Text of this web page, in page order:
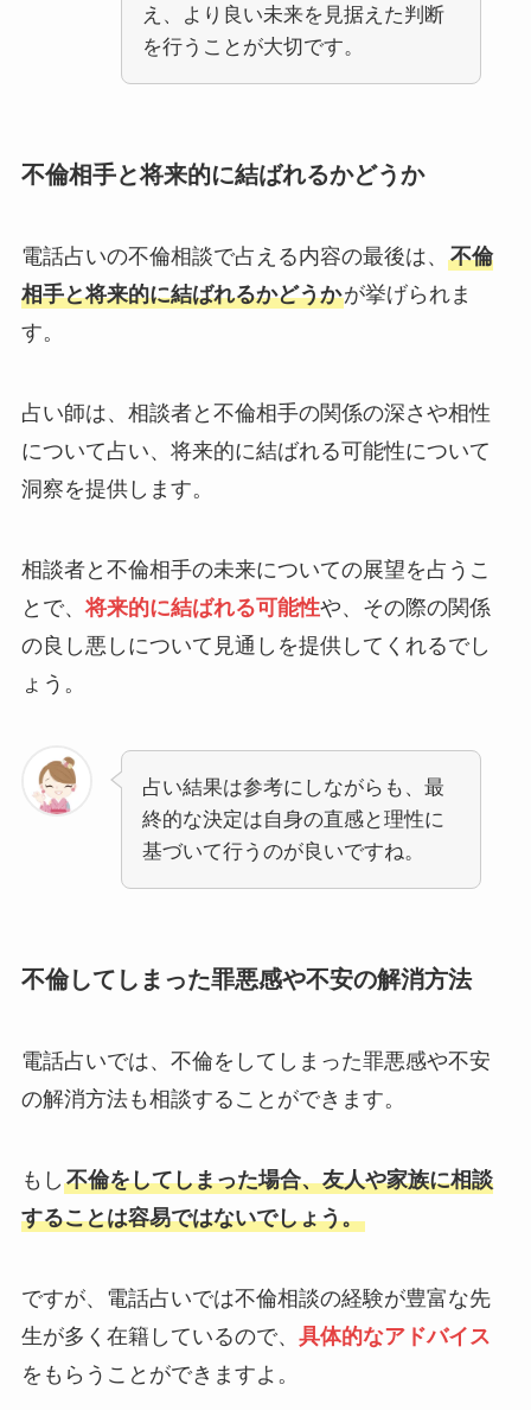
え、より良い未来を見据えた判断
を行うことが大切です。
不倫相手と将来的に結ばれるかどうか
電話占いの不倫相談で占える内容の最後は、 不倫
相手と将来的に結ばれるかどうかが挙げられま
す。
占い師は、相談者と不倫相手の関係の深さや相性
について占い、将来的に結ばれる可能性について
洞察を提供します。
相談者と不倫相手の未来についての展望を占うこ
とで、 将来的に結ばれる可能性や、その際の関係
の良し悪しについて見通しを提供してくれるでし
ょう。
占い結果は参考にしながらも、最
終的な決定は自身の直感と理性に
基づいて行うのが良いですね。
不倫してしまった罪悪感や不安の解消方法
電話占いでは、不倫をしてしまった罪悪感や不安
の解消方法も相談することができます。
もし 不倫をしてしまった場合、友人や家族に相談
することは容易ではないでしょう。
ですが、電話占いでは不倫相談の経験が豊富な先
生が多く在籍しているので、 具体的なアドバイス
をもらうことができますよ。